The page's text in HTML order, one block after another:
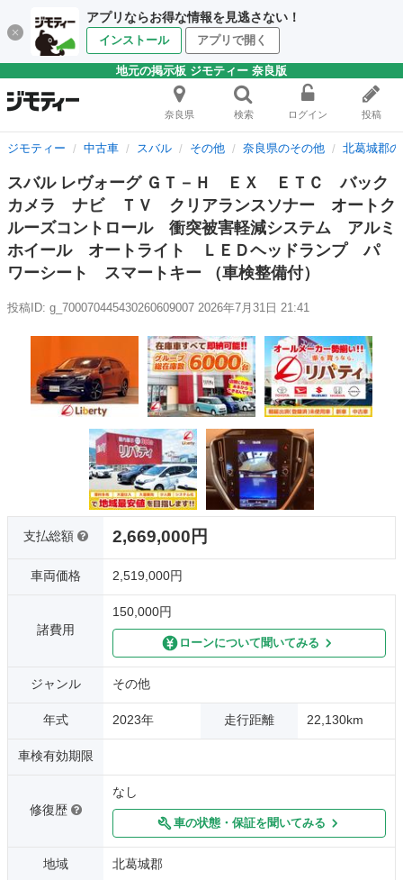
アプリならお得な情報を見逃さない！
インストール アプリで開く
地元の掲示板 ジモティー 奈良版
奈良県 検索 ログイン 投稿
ジモティー 中古車 スバル その他 奈良県のその他 北葛城郡
スバル レヴォーグ ＧＴ－Ｈ ＥＸ ＥＴＣ バック
カメラ ナビ ＴＶ クリアランスソナー オートク
ルーズコントロール 衝突被害軽減システム アルミ
ホイール オートライト ＬＥＤヘッドランプ パ
ワーシート スマートキー （車検整備付）
投稿ID: g_700070445430260609007 2026年7月31日 21:41
支払総額 2,669,000円
車両価格 2,519,000円
諸費用
150,000円
ローンについて聞いてみる
ジャンル その他
年式 2023年 走行距離 22,130km
車検有効期限
修復歴
なし
車の状態・保証を聞いてみる
地域 北葛城郡